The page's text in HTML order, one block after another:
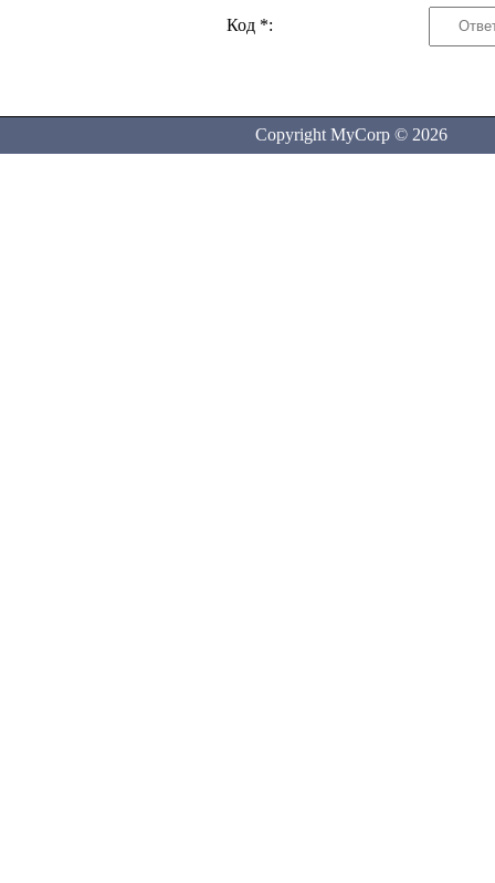
Код *:
Copyright MyCorp © 2026